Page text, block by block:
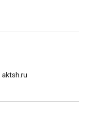
aktsh.ru